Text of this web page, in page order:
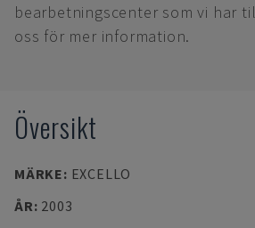
bearbetningscenter som vi har
oss för mer information.
Översikt
MÄRKE: EXCELLO
ÅR: 2003